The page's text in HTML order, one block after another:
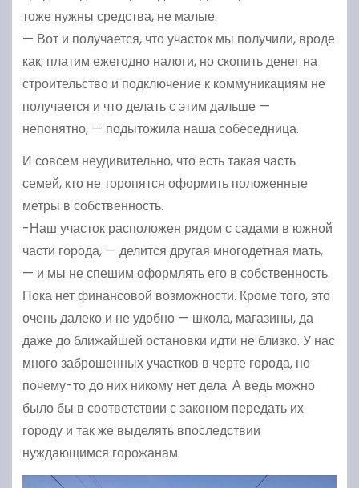
тоже нужны средства, не малые.
— Вот и получается, что участок мы получили, вроде
как; платим ежегодно налоги, но скопить денег на
строительство и подключение к коммуникациям не
получается и что делать с этим дальше —
непонятно, — подытожила наша собеседница.
И совсем неудивительно, что есть такая часть
семей, кто не торопятся оформить положенные
метры в собственность.
-Наш участок расположен рядом с садами в южной
части города, — делится другая многодетная мать,
— и мы не спешим оформлять его в собственность.
Пока нет финансовой возможности. Кроме того, это
очень далеко и не удобно — школа, магазины, да
даже до ближайшей остановки идти не близко. У нас
много заброшенных участков в черте города, но
почему-то до них никому нет дела. А ведь можно
было бы в соответствии с законом передать их
городу и так же выделять впоследствии
нуждающимся горожанам.